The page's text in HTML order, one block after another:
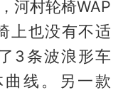
河村轮椅WAP
上也没有不适
3条波浪形车
线。另一款